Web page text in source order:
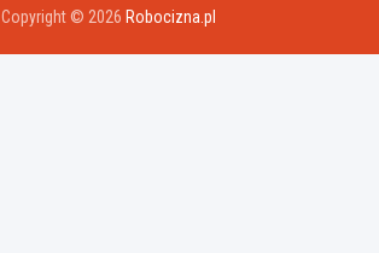
Copyright © 2026 Robocizna.pl